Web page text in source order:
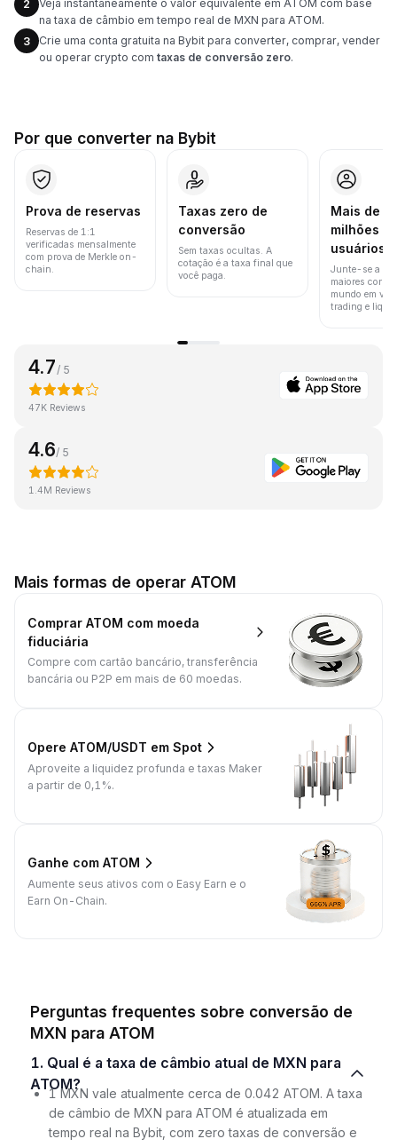
2
Veja instantaneamente o valor equivalente em ATOM com base
na taxa de câmbio em tempo real de MXN para ATOM.
3
Crie uma conta gratuita na Bybit para converter, comprar, vender
ou operar crypto com taxas de conversão zero.
Por que converter na Bybit
Prova de reservas
Reservas de 1:1
verificadas mensalmente
com prova de Merkle on-
chain.
Taxas zero de
conversão
Sem taxas ocultas. A
cotação é a taxa final que
você paga.
Mais de
milhões
usuários
Junte-se a
maiores
mundo em
trading e
4.7 / 5
47K Reviews
4.6/ 5
1.4M Reviews
Mais formas de operar ATOM
Comprar ATOM com moeda
fiduciária
Compre com cartão bancário, transferência
bancária ou P2P em mais de 60 moedas.
Opere ATOM/USDT em Spot
Aproveite a liquidez profunda e taxas Maker
a partir de 0,1%.
Ganhe com ATOM
Aumente seus ativos com o Easy Earn e o
Earn On-Chain.
Perguntas frequentes sobre conversão de
MXN para ATOM
1. Qual é a taxa de câmbio atual de MXN para
ATOM?
1 MXN vale atualmente cerca de 0.042 ATOM. A taxa
de câmbio de MXN para ATOM é atualizada em
tempo real na Bybit, com zero taxas de conversão e